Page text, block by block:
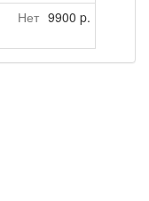
Нет 9900 p.